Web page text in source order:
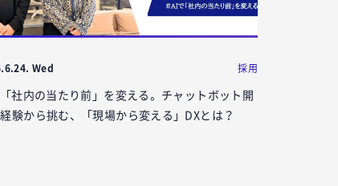
Wed 採用
社内の当たり前」を変える。チャットボット開
験から挑む、「現場から変える」DXとは？